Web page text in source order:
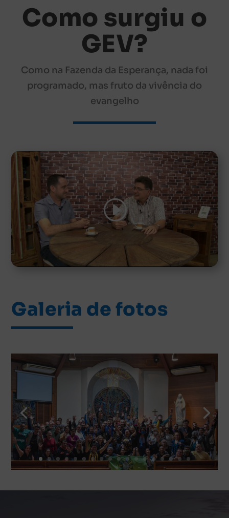
Como surgiu o
GEV?
Como na Fazenda da Esperança, nada foi
programado, mas fruto da vivência do
evangelho
Clique para aceitar os cookies
marketing e ativar este conteúdo
Galeria de fotos